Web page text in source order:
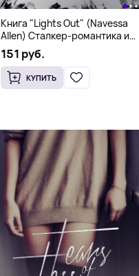
Книга "Lights Out" (Navessa
Allen) Сталкер-романтика и
человек в маске (18+)
151 руб.
КУПИТЬ